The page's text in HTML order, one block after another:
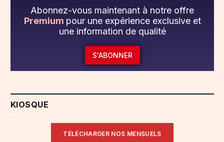
Abonnez-vous maintenant à notre offre
Premium pour une expérience exclusive et
une information de qualité
S'ABONNER
KIOSQUE
TÉLÉCHARGER NOS MENSUELS